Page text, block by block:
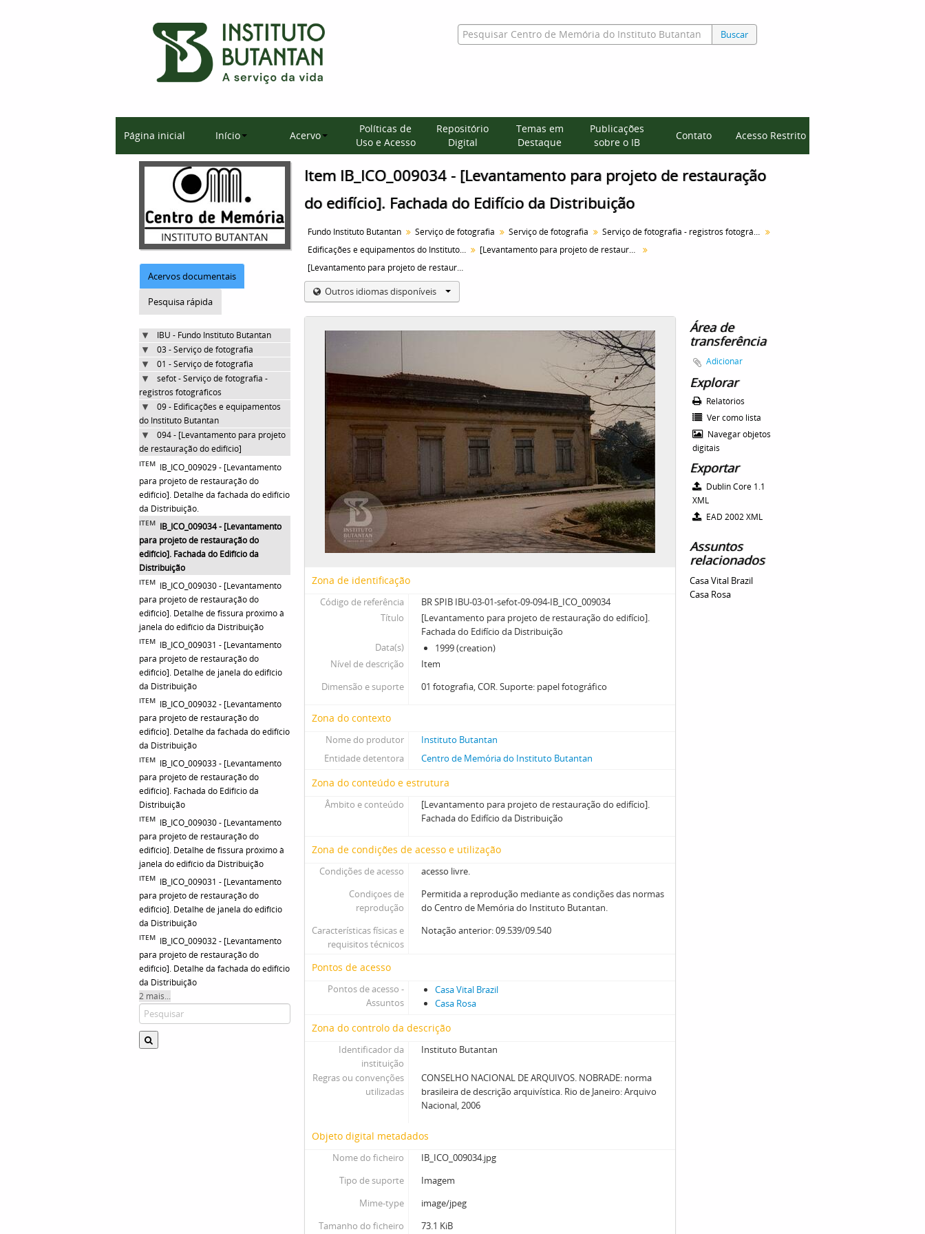
Buscar
Página inicial Início Acervo
Políticas de
Uso e Acesso
Repositório
Digital
Temas em
Destaque
Publicações
sobre o IB
Contato Acesso Restrito
Acervos documentais
Pesquisa rápida
IBU - Fundo Instituto Butantan
03 - Serviço de fotografia
01 - Serviço de fotografia
sefot - Serviço de fotografia -
registros fotográficos
09 - Edificações e equipamentos
do Instituto Butantan
094 - [Levantamento para projeto
de restauração do edifício]
ITEM IB_ICO_009029 - [Levantamento
para projeto de restauração do
edifício]. Detalhe da fachada do edifício
da Distribuição.
ITEM IB_ICO_009034 - [Levantamento
para projeto de restauração do
edifício]. Fachada do Edifício da
Distribuição
ITEM IB_ICO_009030 - [Levantamento
para projeto de restauração do
edifício]. Detalhe de fissura próximo à
janela do edifício da Distribuição
ITEM IB_ICO_009031 - [Levantamento
para projeto de restauração do
edifício]. Detalhe de janela do edifício
da Distribuição
ITEM IB_ICO_009032 - [Levantamento
para projeto de restauração do
edifício]. Detalhe da fachada do edifício
da Distribuição
ITEM IB_ICO_009033 - [Levantamento
para projeto de restauração do
edifício]. Fachada do Edifício da
Distribuição
ITEM IB_ICO_009030 - [Levantamento
para projeto de restauração do
edifício]. Detalhe de fissura próximo à
janela do edifício da Distribuição
ITEM IB_ICO_009031 - [Levantamento
para projeto de restauração do
edifício]. Detalhe de janela do edifício
da Distribuição
ITEM IB_ICO_009032 - [Levantamento
para projeto de restauração do
edifício]. Detalhe da fachada do edifício
da Distribuição
2 mais...
Item IB_ICO_009034 - [Levantamento para projeto de restauração
do edifício]. Fachada do Edifício da Distribuição
Fundo Instituto Butantan Serviço de fotografia Serviço de fotografia
Serviço de fotografia - registros fotográficos
Edificações e equipamentos do Instituto Butantan
[Levantamento para projeto de restauração do edifício]
[Levantamento para projeto de restauração do edifício]. Fachada do Edifício da Distribuição
Outros idiomas disponíveis
Zona de identificação
Código de referência
BR SPIB IBU-03-01-sefot-09-094-IB_ICO_009034
Título
[Levantamento para projeto de restauração do edifício].
Fachada do Edifício da Distribuição
Data(s)
1999 (creation)
Nível de descrição
Item
Dimensão e suporte
01 fotografia, COR. Suporte: papel fotográfico
Zona do contexto
Nome do produtor
Instituto Butantan
Entidade detentora
Centro de Memória do Instituto Butantan
Zona do conteúdo e estrutura
Âmbito e conteúdo
[Levantamento para projeto de restauração do edifício].
Fachada do Edifício da Distribuição
Zona de condições de acesso e utilização
Condições de acesso
acesso livre.
Condiçoes de
reprodução
Permitida a reprodução mediante as condições das normas
do Centro de Memória do Instituto Butantan.
Características físicas e
requisitos técnicos
Notação anterior: 09.539/09.540
Pontos de acesso
Pontos de acesso -
Assuntos
Casa Vital Brazil
Casa Rosa
Zona do controlo da descrição
Identificador da
instituição
Instituto Butantan
Regras ou convenções
utilizadas
CONSELHO NACIONAL DE ARQUIVOS. NOBRADE: norma
brasileira de descrição arquivística. Rio de Janeiro: Arquivo
Nacional, 2006
Objeto digital metadados
Nome do ficheiro
IB_ICO_009034.jpg
Tipo de suporte
Imagem
Mime-type
image/jpeg
Tamanho do ficheiro
73.1 KiB
Área de
transferência
Adicionar
Explorar
Relatórios
Ver como lista
Navegar objetos
digitais
Exportar
Dublin Core 1.1
XML
EAD 2002 XML
Assuntos
relacionados
Casa Vital Brazil
Casa Rosa